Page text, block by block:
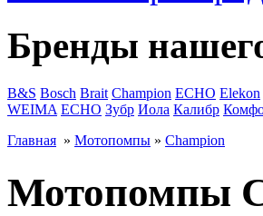
Бренды
B&S Bosch Brait Champion ECHO Elekon
WEIMA ЕСНО Зубр Иола Калибр
Главная » Мотопомпы » Champion
Мотопомпы